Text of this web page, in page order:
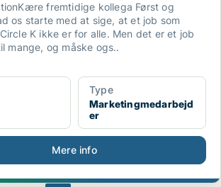
fremtidige kollega Først og
os starte med at sige, at et job som
K ikke er for alle. Men det er et job
mange, og måske ogs..
Type
Marketingmedarbejd
er
Mere info